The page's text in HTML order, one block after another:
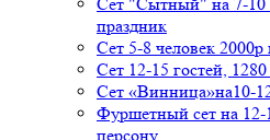
праздник
Сет 5-8 человек 2000р
Сет 12-15 гостей,
Сет «Винница»на10-
Фуршетный сет на 12-
персону